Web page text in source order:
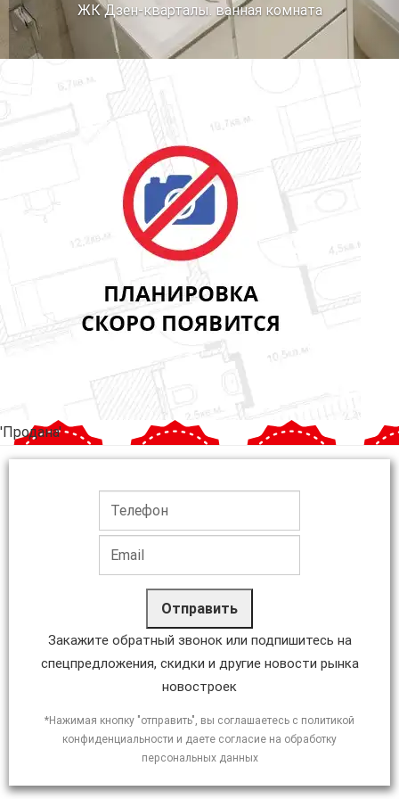
ЖК Дзен-кварталы. ванная комната
'Продана'
Отправить
Закажите обратный звонок или подпишитесь на
спецпредложения, скидки и другие новости рынка
новостроек
*Нажимая кнопку "отправить", вы соглашаетесь с политикой
конфиденциальности и даете согласие на обработку
персональных данных